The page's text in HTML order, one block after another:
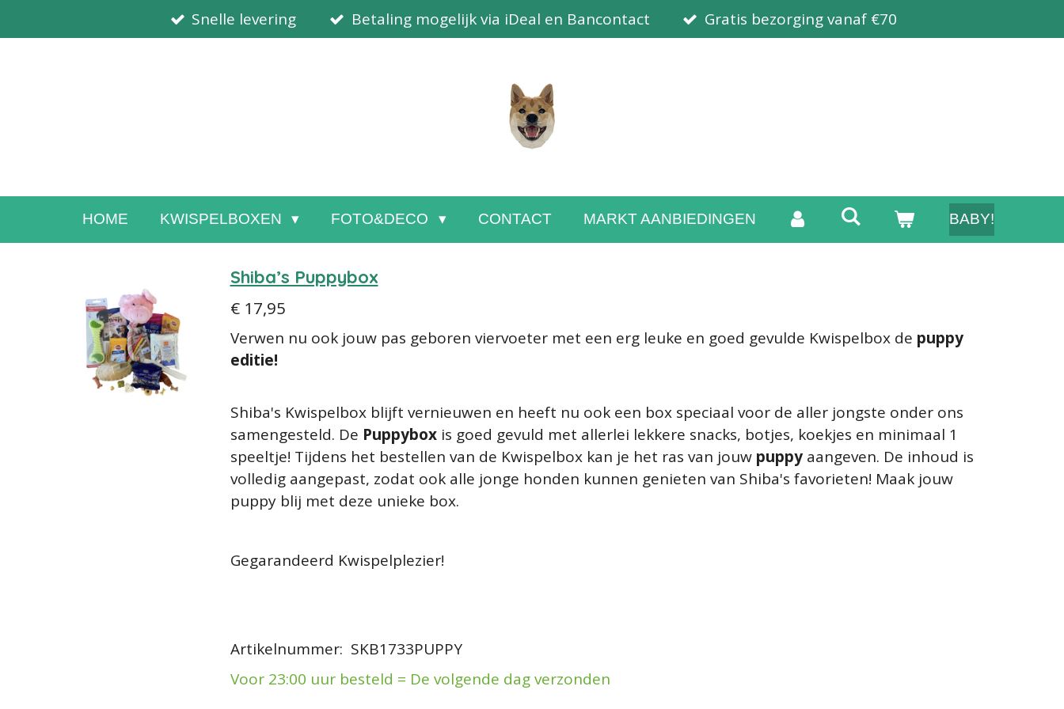
direct
Snelle levering Betaling mogelijk via iDeal en Bancontact Gratis bezorging vanaf €70
HOME KWISPELBOXEN FOTO&DECO CONTACT MARKT AANBIEDINGEN BABY!
Shiba’s Puppybox
€ 17,95
Verwen nu ook jouw pas geboren viervoeter met een erg leuke en goed gevulde Kwispelbox de puppy
editie!
Shiba's Kwispelbox blijft vernieuwen en heeft nu ook een box speciaal voor de aller jongste onder ons
samengesteld. De Puppyboxis goed gevuld met allerlei lekkere snacks, botjes, koekjes en minimaal 1
speeltje! Tijdens het bestellen van de Kwispelbox kan je het ras van jouw puppyaangeven. De inhoud is
volledig aangepast, zodat ook alle jonge honden kunnen genieten van Shiba's favorieten! Maak jouw
puppy blij met deze unieke box.
Gegarandeerd Kwispelplezier!
Artikelnummer: SKB1733PUPPY
Voor 23:00 uur besteld = De volgende dag verzonden